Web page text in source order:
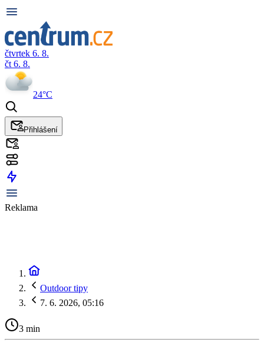
čtvrtek 6. 8.
čt 6. 8.
24°C
Přihlášení
Reklama
Outdoor tipy
7. 6. 2026, 05:16
3 min